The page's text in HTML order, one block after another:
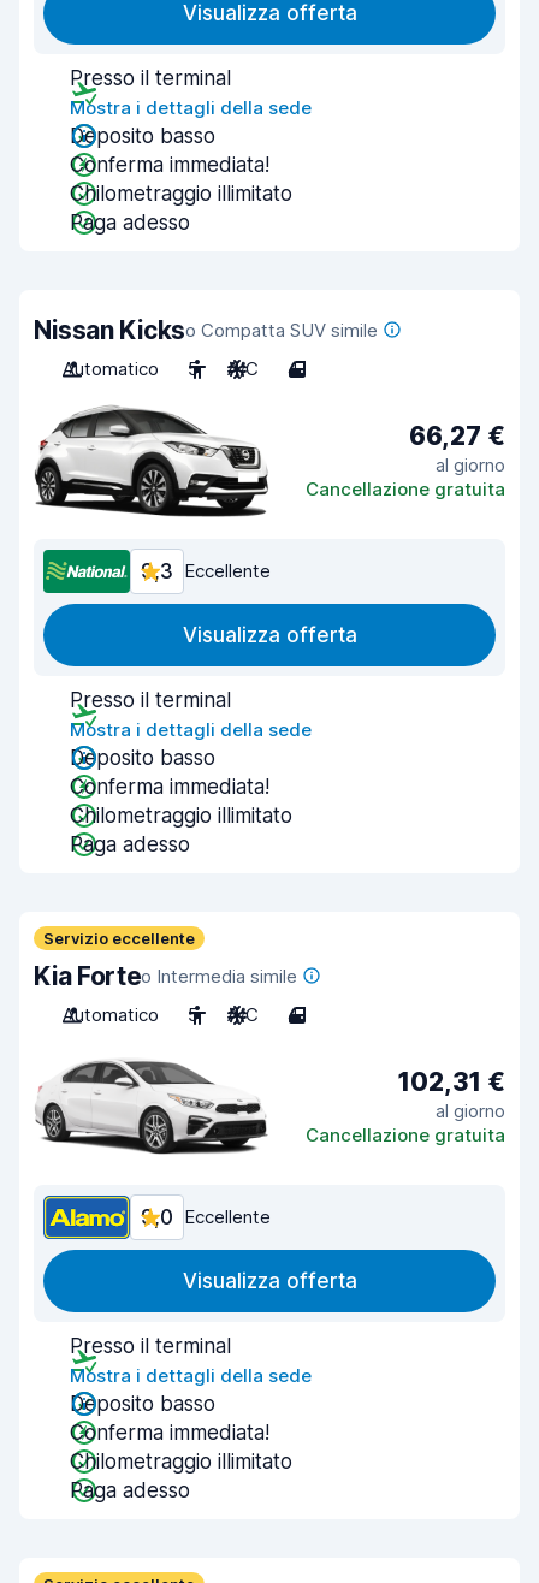
Visualizza offerta
Presso il terminal
Mostra i dettagli della sede
Deposito basso
Conferma immediata!
Chilometraggio illimitato
Paga adesso
Nissan Kickso Compatta SUV simile
Automatico
5 A/C 4
66,27 €
al giorno
Cancellazione gratuita
9,3 Eccellente
Visualizza offerta
Presso il terminal
Mostra i dettagli della sede
Deposito basso
Conferma immediata!
Chilometraggio illimitato
Paga adesso
Servizio eccellente
Kia Forteo Intermedia simile
Automatico
5 A/C 4
102,31 €
al giorno
Cancellazione gratuita
9,0 Eccellente
Visualizza offerta
Presso il terminal
Mostra i dettagli della sede
Deposito basso
Conferma immediata!
Chilometraggio illimitato
Paga adesso